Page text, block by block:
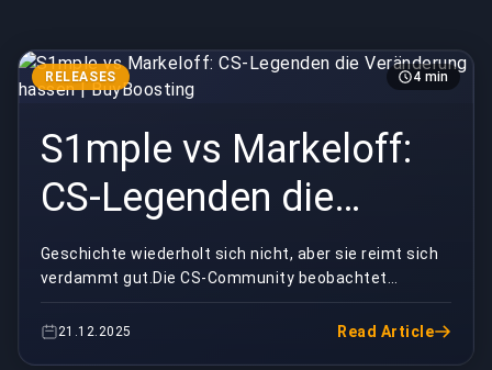
RELEASES 4 min
S1mple vs Markeloff:
CS-Legenden die
Veränderung hassen |
BuyBoosting
Geschichte wiederholt sich nicht, aber sie reimt sich
verdammt gut.Die CS-Community beobachtet
s1mples Zögern, sich voll auf CS2 einzulassen. Und
wenn...
21.12.2025 Read Article